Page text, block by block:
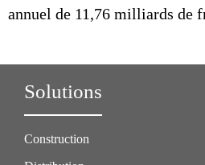
annuel de 11,76 milliards de
Solutions
Construction